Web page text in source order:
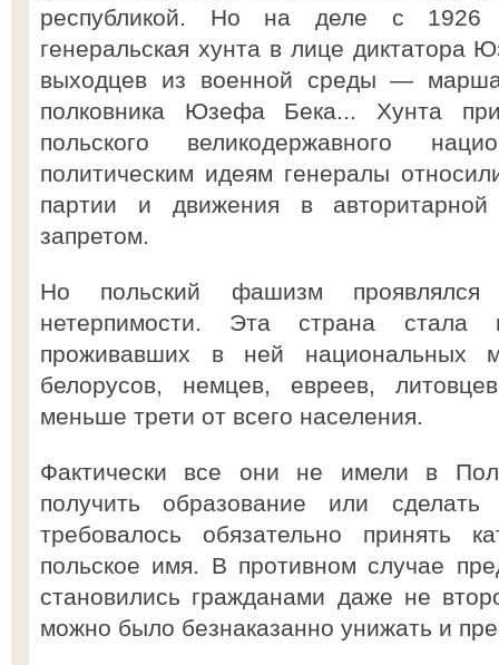
республикой. Но на деле с 1926
генеральская хунта в лице диктатора
выходцев из военной среды —
полковника Юзефа Бека... Хунта
польского великодержавного
политическим идеям генералы
партии и движения в
запретом.
Но польский фашизм
нетерпимости. Эта страна стала
проживавших в ней национальных
белорусов, немцев, евреев,
меньше трети от всего населения.
Фактически все они не имели в
получить образование или сделать
требовалось обязательно принять
польское имя. В противном случае
становились гражданами даже не
можно было безнаказанно унижать и